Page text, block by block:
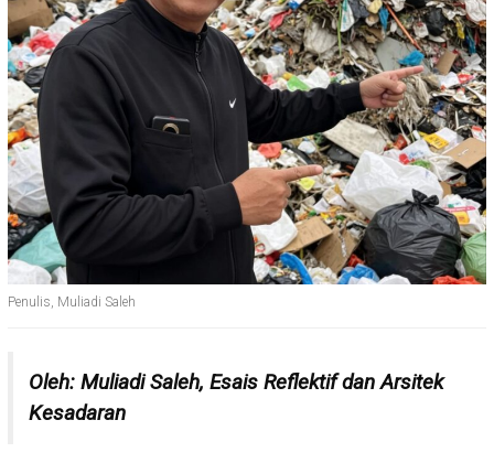
Penulis, Muliadi Saleh
Oleh: Muliadi Saleh, Esais Reflektif dan Arsitek
Kesadaran